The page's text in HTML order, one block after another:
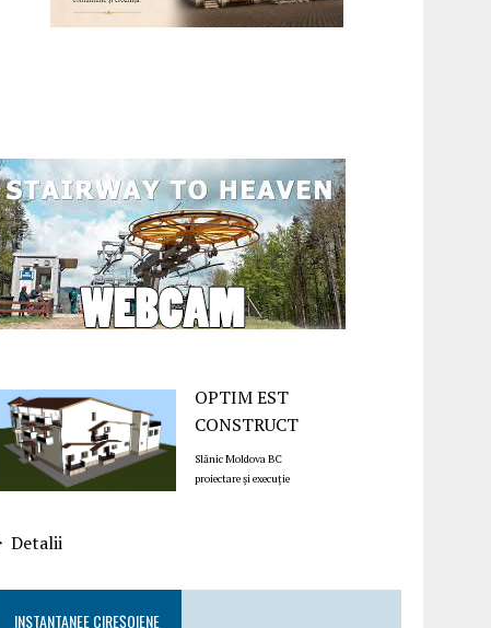
OPTIM EST
CONSTRUCT
Slănic Moldova BC
proiectare și execuție
Detalii
INSTANTANEE CIREȘOIENE